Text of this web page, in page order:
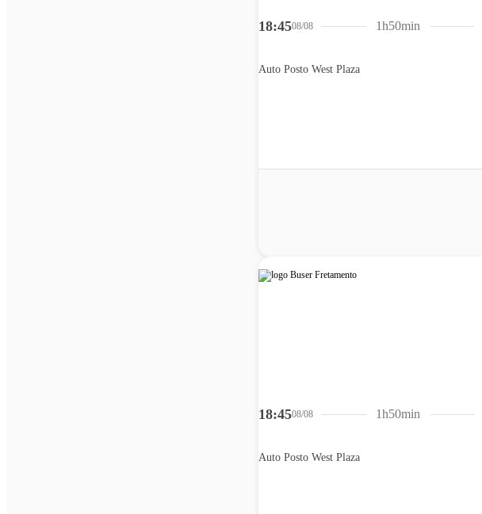
18:4508/08
Auto Posto West Plaza
1h50min
18:4508/08
Auto Posto West Plaza
1h50min